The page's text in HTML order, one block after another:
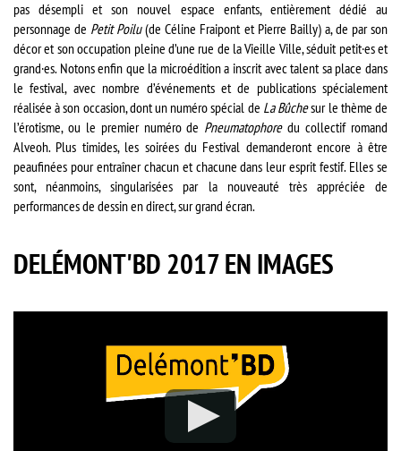
pas désempli et son nouvel espace enfants, entièrement dédié au
personnage de Petit Poilu(de Céline Fraipont et Pierre Bailly) a, de par son
décor et son occupation pleine d’une rue de la Vieille Ville, séduit petit·es et
grand·es. Notons enfin que la microédition a inscrit avec talent sa place dans
le festival, avec nombre d’événements et de publications spécialement
réalisée à son occasion, dont un numéro spécial de La Bûchesur le thème de
l’érotisme, ou le premier numéro de Pneumatophoredu collectif romand
Alveoh. Plus timides, les soirées du Festival demanderont encore à être
peaufinées pour entraîner chacun et chacune dans leur esprit festif. Elles se
sont, néanmoins, singularisées par la nouveauté très appréciée de
performances de dessin en direct, sur grand écran.
DELÉMONT'BD 2017 EN IMAGES